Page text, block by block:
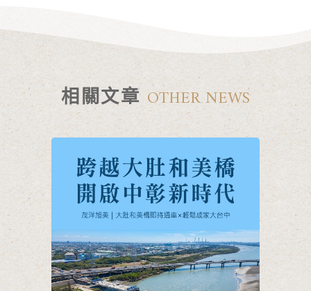
相關文章 OTHER NEWS